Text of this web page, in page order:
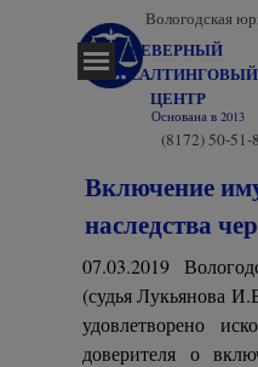
Перейти к контенту
СЕВЕРНЫЙ
КОНСАЛТИНГОВЫЙ
ЦЕНТР
Вологодская
(8172) 50-51-
Основана в 2013
Пропустить меню
Включение
наследства
07.03.2019
(судья Лукьянова
удовлетворено
доверителя о